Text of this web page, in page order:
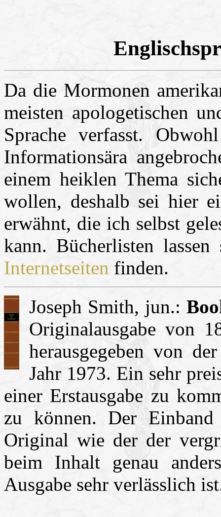
Da die Mormonen
meisten apologetischen
Sprache verfasst.
Informationsära
einem heiklen Thema
wollen, deshalb sei hier
erwähnt, die ich selbst
kann. Bücherlisten
Internetseiten finden.
Joseph Smith, jun.:
Originalausgabe von
herausgegeben von
Jahr 1973. Ein sehr
einer Erstausgabe zu
zu können. Der
Original wie der der
beim Inhalt genau
Ausgabe sehr verlässlich